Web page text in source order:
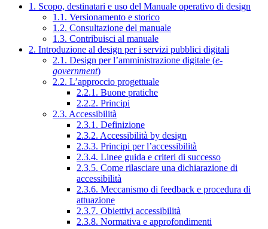
1. Scopo, destinatari e uso del Manuale operativo di design
1.1. Versionamento e storico
1.2. Consultazione del manuale
1.3. Contribuisci al manuale
2. Introduzione al design per i servizi pubblici digitali
2.1. Design per l’amministrazione digitale (e-
government)
2.2. L’approccio progettuale
2.2.1. Buone pratiche
2.2.2. Principi
2.3. Accessibilità
2.3.1. Definizione
2.3.2. Accessibilità by design
2.3.3. Principi per l’accessibilità
2.3.4. Linee guida e criteri di successo
2.3.5. Come rilasciare una dichiarazione di
accessibilità
2.3.6. Meccanismo di feedback e procedura di
attuazione
2.3.7. Obiettivi accessibilità
2.3.8. Normativa e approfondimenti